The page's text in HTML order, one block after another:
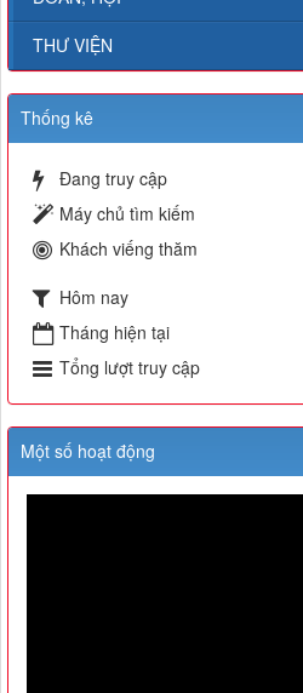
THƯ VIỆN
Thống kê
Đang truy cập
Máy chủ tìm kiếm
Khách viếng thăm
Hôm nay
Tháng hiện tại
Tổng lượt truy cập
Một số hoạt động